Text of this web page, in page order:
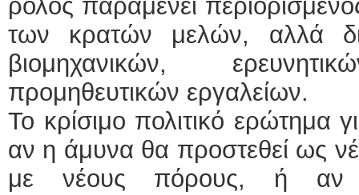
ρόλος παραμένει
των κρατών μελών, αλλά
βιομηχανικών,
προμηθευτικών εργαλείων.
Το κρίσιμο πολιτικό ερώτημα
αν η άμυνα θα προστεθεί ως
με νέους πόρους, ή αν